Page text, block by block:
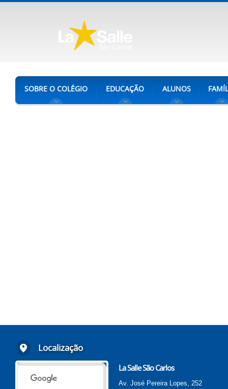
SOBRE O COLÉGIO EDUCAÇÃO ALUNOS
Localização
La Salle São Carlos
Av. José Pereira Lopes, 252